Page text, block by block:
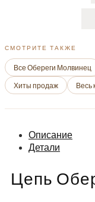
СМОТРИТЕ ТАКЖЕ
Все Обереги Молвинец
Хиты продаж
Весь
Описание
Детали
Цепь